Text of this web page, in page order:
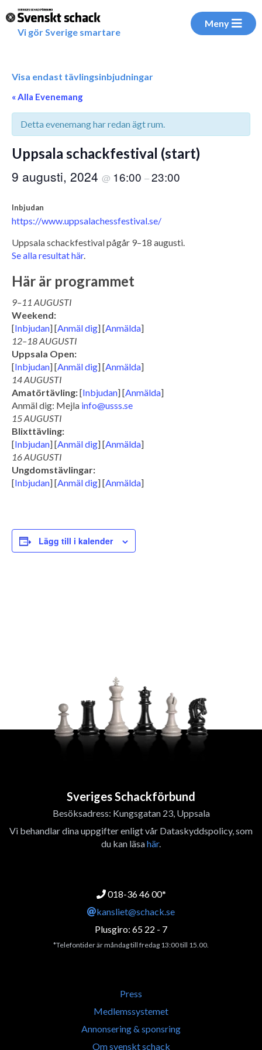
Vi gör Sverige smartare
Meny
Visa endast tävlingsinbjudningar
« Alla Evenemang
Detta evenemang har redan ägt rum.
Uppsala schackfestival (start)
9 augusti, 2024 @ 16:00 –23:00
Inbjudan
https://www.uppsalachessfestival.se/
Uppsala schackfestival pågår 9–18 augusti.
Se alla resultat här.
Här är programmet
9–11 AUGUSTI
Weekend:
[Inbjudan] [Anmäl dig] [Anmälda]
12–18 AUGUSTI
Uppsala Open:
[Inbjudan] [Anmäl dig] [Anmälda]
14 AUGUSTI
Amatörtävling:[Inbjudan] [Anmälda]
Anmäl dig: Mejla info@usss.se
15 AUGUSTI
Blixttävling:
[Inbjudan] [Anmäl dig] [Anmälda]
16 AUGUSTI
Ungdomstävlingar:
[Inbjudan] [Anmäl dig] [Anmälda]
Lägg till i kalender
Sveriges Schackförbund
Besöksadress: Kungsgatan 23, Uppsala
Vi behandlar dina uppgifter enligt vår Dataskyddspolicy, som
du kan läsahär.
018-36 46 00*
kansliet@schack.se
Plusgiro: 65 22 - 7
*Telefontider är måndag till fredag 13:00 till 15.00.
Press
Medlemssystemet
Annonsering & sponsring
Om svenskt schack